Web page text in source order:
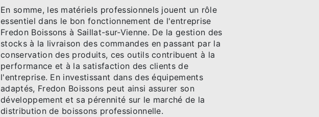
En somme, les matériels professionnels jouent un rôle
essentiel dans le bon fonctionnement de l'entreprise
Fredon Boissons à Saillat-sur-Vienne. De la gestion des
stocks à la livraison des commandes en passant par la
conservation des produits, ces outils contribuent à la
performance et à la satisfaction des clients de
l'entreprise. En investissant dans des équipements
adaptés, Fredon Boissons peut ainsi assurer son
développement et sa pérennité sur le marché de la
distribution de boissons professionnelle.